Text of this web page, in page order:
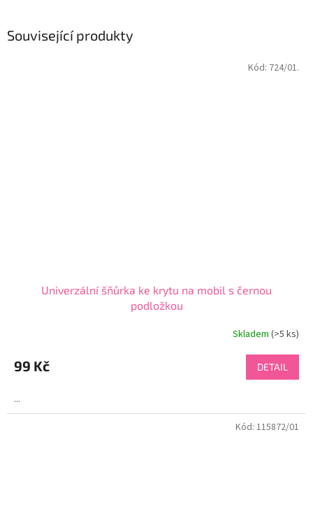
Související produkty
Univerzální šňůrka ke krytu na mobil s černou
podložkou
Skladem (>5 ks)
99 Kč DETAIL
...
Kód: 724/01.
Kód: 115872/01